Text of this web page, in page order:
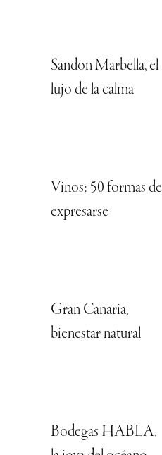
Sandon Marbella, el
lujo de la calma
Vinos: 50 formas de
expresarse
Gran Canaria,
bienestar natural
Bodegas HABLA,